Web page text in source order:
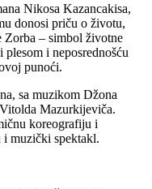
Nikosa Kazancakisa,
donosi priču o životu,
– simbol životne
i neposrednošću
punoći.
sa muzikom Džona
Mazurkijeviča.
koreografiju i
i muzički spektakl.